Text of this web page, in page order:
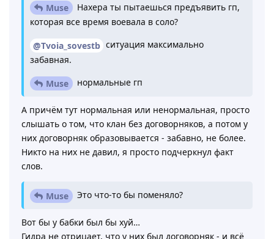
Muse
Нахера ты пытаешься предъявить гп,
которая все время воевала в соло?
@Tvoia_sovestb ситуация максимально
забавная.
Muse нормальные гп
А причём тут нормальная или ненормальная, просто
слышать о том, что клан без договорняков, а потом у
них договорняк образовывается - забавно, не более.
Никто на них не давил, я просто подчеркнул факт
слов.
Muse Это что-то бы поменяло?
Вот бы у бабки был бы хуй…
Гидра не отрицает, что у них был договорняк - и всё